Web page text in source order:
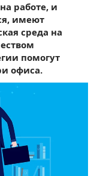
работе, и
имеют
среда на
помогут
офиса.